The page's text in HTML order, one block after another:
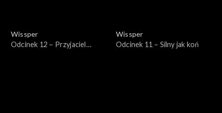
Wissper
Odcinek 12 – Przyjaciel
Wissper
Odcinek 11 – Silny jak koń